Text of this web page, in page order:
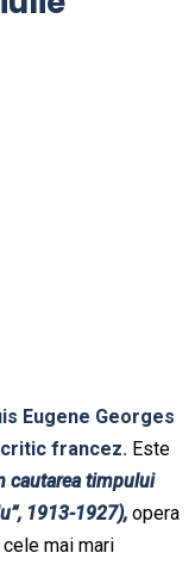
Eugene Georges
francez. Este
cautarea timpului
1913-1927), opera
mai mari